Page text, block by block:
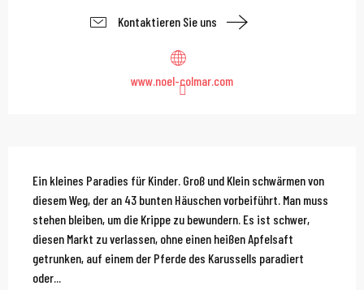
Kontaktieren Sie uns
www.noel-colmar.com
Beschreibung
Ein kleines Paradies für Kinder. Groß und Klein schwärmen von
diesem Weg, der an 43 bunten Häuschen vorbeiführt. Man muss
stehen bleiben, um die Krippe zu bewundern. Es ist schwer,
diesen Markt zu verlassen, ohne einen heißen Apfelsaft
getrunken, auf einem der Pferde des Karussells paradiert
oder...